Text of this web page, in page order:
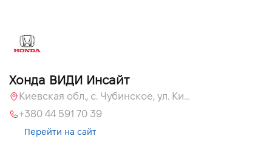
Хонда ВИДИ Инсайт
Киевская обл., c. Чубинское, ул. Киевская, 55
+380 44 591 70 39
Перейти на сайт